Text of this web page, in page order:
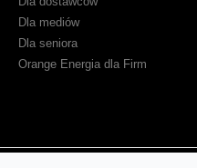
Dla mediów
Dla seniora
Orange Energia dla Firm